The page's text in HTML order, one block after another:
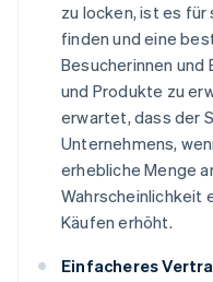
zu locken, ist es für
finden und eine
Besucherinnen und
und Produkte zu
erwartet, dass der
Unternehmens,
erhebliche Menge
Wahrscheinlichkeit
Käufen erhöht.
Einfacheres